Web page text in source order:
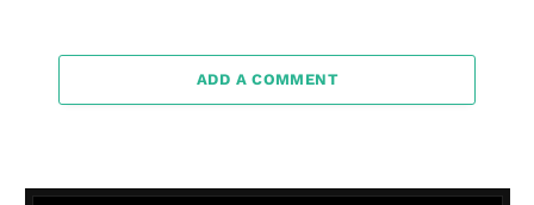
ADD A COMMENT